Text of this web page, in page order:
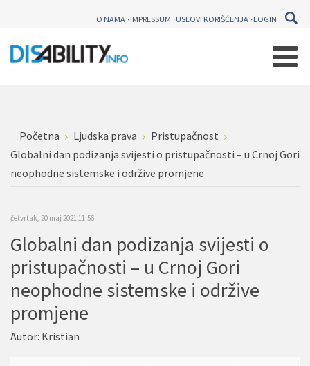
O NAMA IMPRESSUM USLOVI KORIŠĆENJA LOGIN
Početna Ljudska prava
Pristupačnost
Globalni dan podizanja svijesti o pristupačnosti – u Crnoj Gori
neophodne sistemske i održive promjene
četvrtak, 20 maj 2021 11:56
Globalni dan podizanja svijesti o
pristupačnosti – u Crnoj Gori
neophodne sistemske i održive
promjene
Autor: Kristian